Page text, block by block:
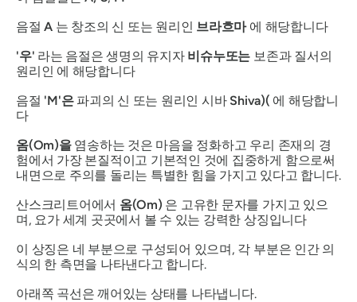
음절A 는 창조의 신 또는 원리인 브라흐마에 해당합니다
'우' 라는 음절은 생명의 유지자 비슈누또는 보존과 질서의
원리인 에 해당합니다
음절 'M'은 파괴의 신 또는 원리인 시바 Shiva)( 에 해당합니
다
옴(Om)을염송하는 것은 마음을 정화하고 우리 존재의 경
험에서 가장 본질적이고 기본적인 것에 집중하게 함으로써
내면으로 주의를 돌리는 특별한 힘을 가지고 있다고 합니다.
산스크리트어에서 옴(Om) 은 고유한 문자를 가지고 있으
며, 요가 세계 곳곳에서 볼 수 있는 강력한 상징입니다
이 상징은 네 부분으로 구성되어 있으며, 각 부분은 인간 의
식의 한 측면을 나타낸다고 합니다.
아래쪽 곡선은 깨어있는 상태를 나타냅니다.